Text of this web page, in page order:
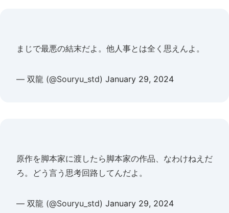
まじで最悪の結末だよ。他人事とは全く思えんよ。
— 双龍 (@Souryu_std) January 29, 2024
原作を脚本家に渡したら脚本家の作品、なわけねえだ
ろ。どう言う思考回路してんだよ。
— 双龍 (@Souryu_std) January 29, 2024